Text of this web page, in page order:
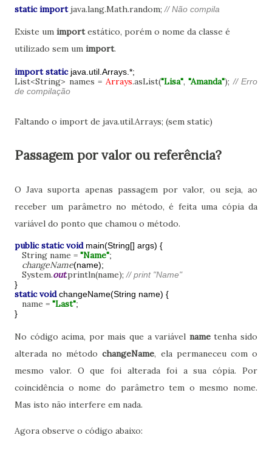
static importjava.lang.Math.random;// Não compila
Existe um importestático, porém o nome da classe é
utilizado sem um import.
import static java.util.Arrays.*;
List<String> names = Arrays.asList("Lisa", "Amanda");// Erro
de compilação
Faltando o import de java.util.Arrays; (sem static)
Passagem por valor ou referência?
O Java suporta apenas passagem por valor, ou seja, ao
receber um parâmetro no método, é feita uma cópia da
variável do ponto que chamou o método.
public static void main(String[] args) {
String name = "Name";
changeName(name);
System.out.println(name);// print "Name"
}
static voidchangeName(String name) {
name = "Last";
}
No código acima, por mais que a variável nametenha sido
alterada no métodochangeName, ela permaneceu com o
mesmo valor. O que foi alterada foi a sua cópia. Por
coincidência o nome do parâmetro tem o mesmo nome.
Mas isto não interfere em nada.
Agora observe o código abaixo: